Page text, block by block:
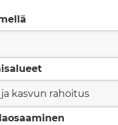
ja kasvun rahoitus